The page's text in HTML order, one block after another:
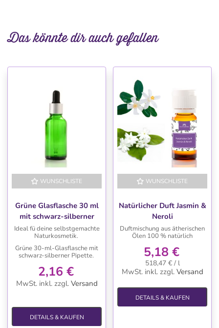
Das könnte dir auch gefallen
WUNSCHLISTE
Grüne Glasflasche 30 ml
mit schwarz-silberner
Pipette (Tropfer)
Ideal fü deine selbstgemachte
Naturkosmetik.
Grüne 30-ml-Glasflasche mit
schwarz-silberner Pipette.
2,16 €
MwSt. inkl. zzgl. Versand
DETAILS & KAUFEN
WUNSCHLISTE
Natürlicher Duft Jasmin &
Neroli
Duftmischung aus ätherischen
Ölen 100 % natürlich
5,18 €
518,47 € / l
MwSt. inkl. zzgl. Versand
DETAILS & KAUFEN